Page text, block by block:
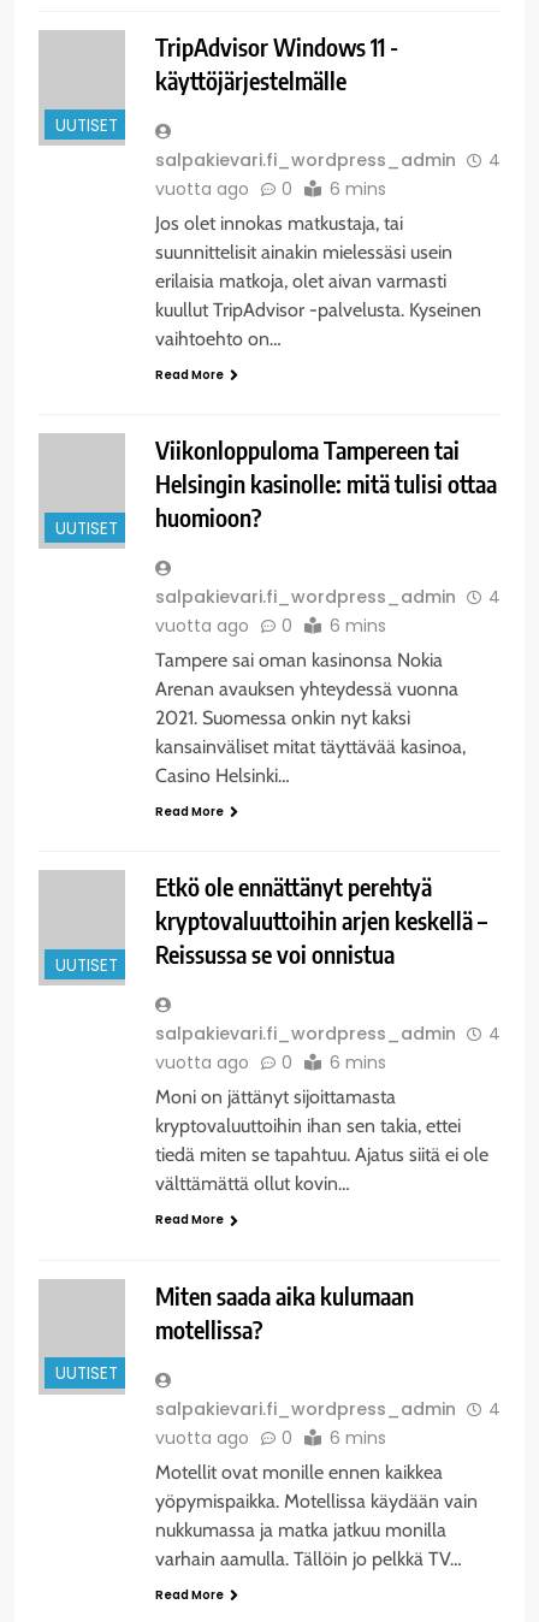
UUTISET
TripAdvisor Windows 11 -
käyttöjärjestelmälle
salpakievari.fi_wordpress_admin
4
vuotta ago
0 6 mins
Jos olet innokas matkustaja, tai
suunnittelisit ainakin mielessäsi usein
erilaisia matkoja, olet aivan varmasti
kuullut TripAdvisor -palvelusta. Kyseinen
vaihtoehto on…
Read More
UUTISET
Viikonloppuloma Tampereen tai
Helsingin kasinolle: mitä tulisi ottaa
huomioon?
salpakievari.fi_wordpress_admin
4
vuotta ago
0 6 mins
Tampere sai oman kasinonsa Nokia
Arenan avauksen yhteydessä vuonna
2021. Suomessa onkin nyt kaksi
kansainväliset mitat täyttävää kasinoa,
Casino Helsinki…
Read More
UUTISET
Etkö ole ennättänyt perehtyä
kryptovaluuttoihin arjen keskellä –
Reissussa se voi onnistua
salpakievari.fi_wordpress_admin
4
vuotta ago
0 6 mins
Moni on jättänyt sijoittamasta
kryptovaluuttoihin ihan sen takia, ettei
tiedä miten se tapahtuu. Ajatus siitä ei ole
välttämättä ollut kovin…
Read More
UUTISET
Miten saada aika kulumaan
motellissa?
salpakievari.fi_wordpress_admin
4
vuotta ago
0 6 mins
Motellit ovat monille ennen kaikkea
yöpymispaikka. Motellissa käydään vain
nukkumassa ja matka jatkuu monilla
varhain aamulla. Tällöin jo pelkkä TV…
Read More